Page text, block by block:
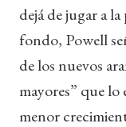
dejá de jugar a
fondo, Powell
de los nuevos
mayores” que lo
menor